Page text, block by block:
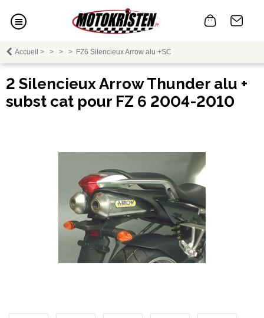
Accueil > > > > FZ6 Silencieux Arrow alu +SC
2 Silencieux Arrow Thunder alu +
subst cat pour FZ 6 2004-2010